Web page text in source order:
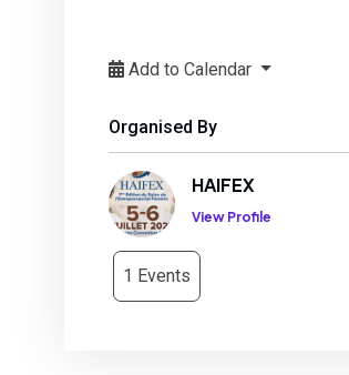
Add to Calendar
Organised By
HAIFEX
View Profile
1 Events